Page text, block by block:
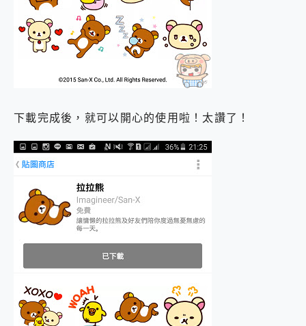
下載完成後，就可以開心的使用啦！太讚了！